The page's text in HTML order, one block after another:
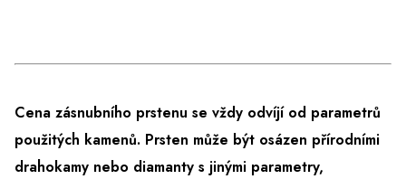
Cena zásnubního prstenu se vždy odvíjí od parametrů
použitých kamenů. Prsten může být osázen přírodními
drahokamy nebo diamanty s jinými parametry,